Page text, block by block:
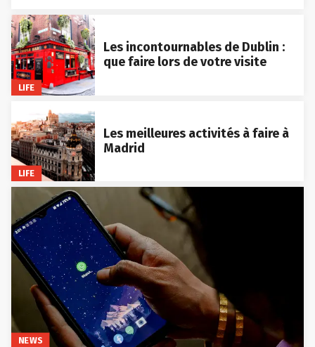
LIFE
Les incontournables de Dublin :
que faire lors de votre visite
LIFE
Les meilleures activités à faire à
Madrid
NEWS